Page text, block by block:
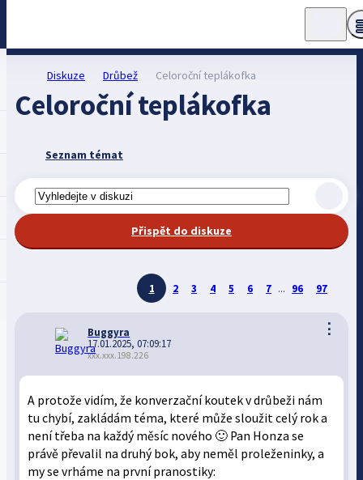
Diskuze Drůbež Celoroční teplákofka
Celoroční teplákofka
Seznam témat
Přispět do diskuze
1 2 3 4 5 6 7 ... 96 97
⋮
Buggyra
17.01.2025, 07:09:17
xxx.xxx.198.226
A protože vidím, že konverzační koutek v drůbeži nám
tu chybí, zakládám téma, které může sloužit celý rok a
není třeba na každý měsíc nového 🙂 Pan Honza se
právě převalil na druhý bok, aby neměl proleženinky, a
my se vrháme na první pranostiky: